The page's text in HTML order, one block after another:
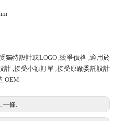
獨特設計或LOGO ,競爭價格 ,適用於
計 ,接受小額訂單 ,接受原廠委託設計
OEM
一條: